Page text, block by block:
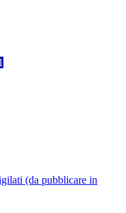
(da pubblicare in